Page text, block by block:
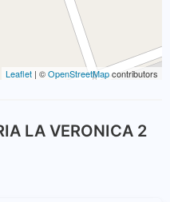
Leaflet | ©OpenStreetMapcontributors
LA VERONICA 2